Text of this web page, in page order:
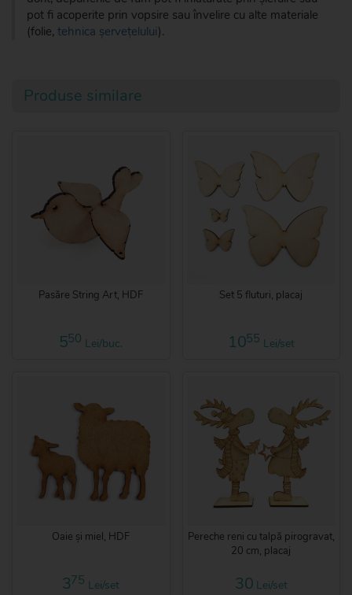
pot fi acoperite prin vopsire sau învelire cu alte materiale
(folie, tehnica șervețelului).
Produse similare
Pasăre String Art, HDF
550 Lei/buc.
Set 5 fluturi, placaj
1055 Lei/set
Oaie și miel, HDF
375 Lei/set
Pereche reni cu talpă pirogravat,
20 cm, placaj
30 Lei/set